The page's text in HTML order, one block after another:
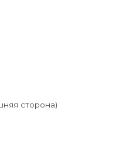
сторона)